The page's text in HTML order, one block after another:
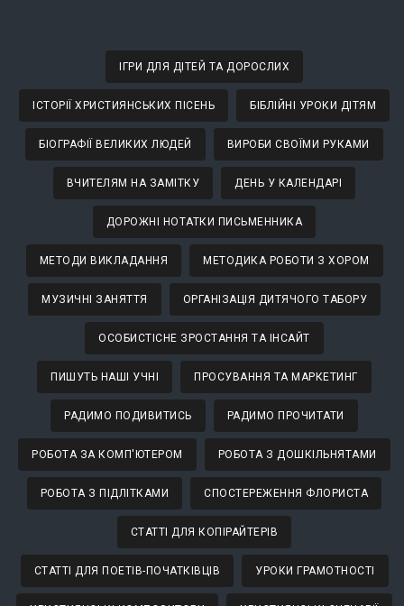
ІГРИ ДЛЯ ДІТЕЙ ТА ДОРОСЛИХ
ІСТОРІЇ ХРИСТИЯНСЬКИХ ПІСЕНЬ БІБЛІЙНІ УРОКИ ДІТЯМ
БІОГРАФІЇ ВЕЛИКИХ ЛЮДЕЙ ВИРОБИ СВОЇМИ РУКАМИ
ВЧИТЕЛЯМ НА ЗАМІТКУ ДЕНЬ У КАЛЕНДАРІ
ДОРОЖНІ НОТАТКИ ПИСЬМЕННИКА
МЕТОДИ ВИКЛАДАННЯ МЕТОДИКА РОБОТИ З ХОРОМ
МУЗИЧНІ ЗАНЯТТЯ ОРГАНІЗАЦІЯ ДИТЯЧОГО ТАБОРУ
ОСОБИСТІСНЕ ЗРОСТАННЯ ТА ІНСАЙТ
ПИШУТЬ НАШІ УЧНІ ПРОСУВАННЯ ТА МАРКЕТИНГ
РАДИМО ПОДИВИТИСЬ РАДИМО ПРОЧИТАТИ
РОБОТА ЗА КОМП'ЮТЕРОМ РОБОТА З ДОШКІЛЬНЯТАМИ
РОБОТА З ПІДЛІТКАМИ СПОСТЕРЕЖЕННЯ ФЛОРИСТА
СТАТТІ ДЛЯ КОПІРАЙТЕРІВ
СТАТТІ ДЛЯ ПОЕТІВ-ПОЧАТКІВЦІВ УРОКИ ГРАМОТНОСТІ